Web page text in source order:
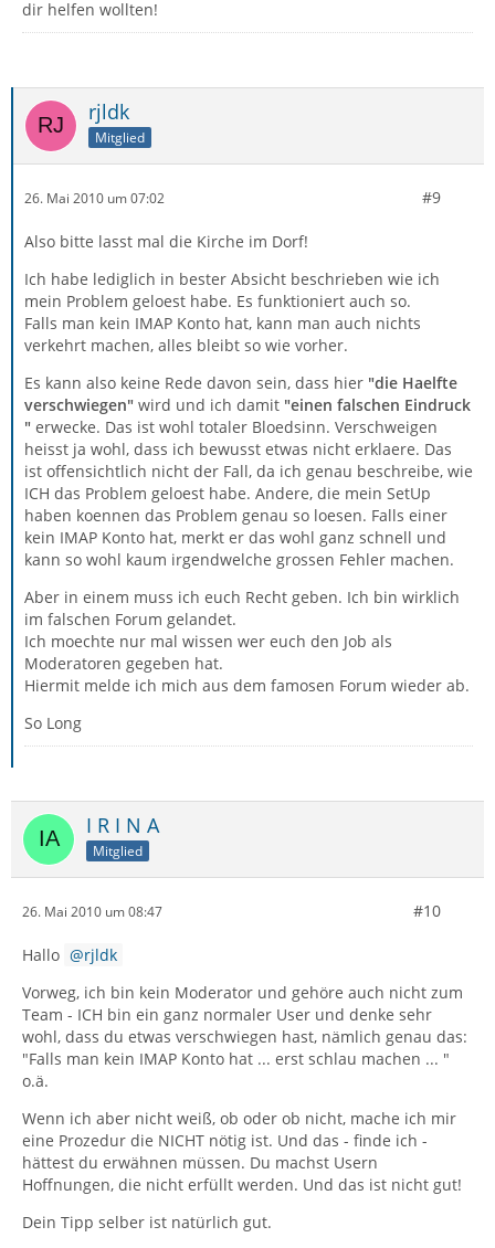
dir helfen wollten!
rjldk
Mitglied
26. Mai 2010 um 07:02 #9
Also bitte lasst mal die Kirche im Dorf!
Ich habe lediglich in bester Absicht beschrieben wie ich
mein Problem geloest habe. Es funktioniert auch so.
Falls man kein IMAP Konto hat, kann man auch nichts
verkehrt machen, alles bleibt so wie vorher.
Es kann also keine Rede davon sein, dass hier "die Haelfte
verschwiegen" wird und ich damit "einen falschen Eindruck
" erwecke. Das ist wohl totaler Bloedsinn. Verschweigen
heisst ja wohl, dass ich bewusst etwas nicht erklaere. Das
ist offensichtlich nicht der Fall, da ich genau beschreibe, wie
ICH das Problem geloest habe. Andere, die mein SetUp
haben koennen das Problem genau so loesen. Falls einer
kein IMAP Konto hat, merkt er das wohl ganz schnell und
kann so wohl kaum irgendwelche grossen Fehler machen.
Aber in einem muss ich euch Recht geben. Ich bin wirklich
im falschen Forum gelandet.
Ich moechte nur mal wissen wer euch den Job als
Moderatoren gegeben hat.
Hiermit melde ich mich aus dem famosen Forum wieder ab.
So Long
I R I N A
Mitglied
26. Mai 2010 um 08:47 #10
Hallo
rjldk
Vorweg, ich bin kein Moderator und gehöre auch nicht zum
Team - ICH bin ein ganz normaler User und denke sehr
wohl, dass du etwas verschwiegen hast, nämlich genau das:
"Falls man kein IMAP Konto hat ... erst schlau machen ... "
o.ä.
Wenn ich aber nicht weiß, ob oder ob nicht, mache ich mir
eine Prozedur die NICHT nötig ist. Und das - finde ich -
hättest du erwähnen müssen. Du machst Usern
Hoffnungen, die nicht erfüllt werden. Und das ist nicht gut!
Dein Tipp selber ist natürlich gut.